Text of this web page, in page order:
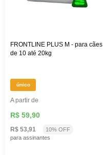
FRONTLINE PLUS M - para cães
de 10 até 20kg
único
A partir de
R$ 59,90
R$ 53,91
10% OFF
para assinantes